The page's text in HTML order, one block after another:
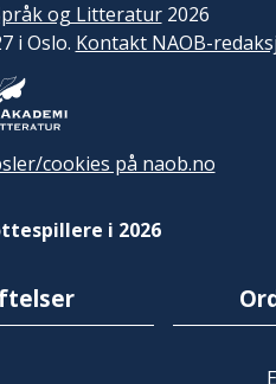
og Litteratur2026
i Oslo. Kontakt NAOB-
cookies på naob.no
i 2026